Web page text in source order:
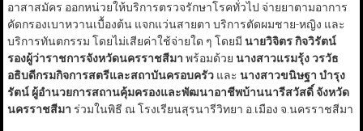
อาสาสมัคร ออกหน่วยให้บริการตรวจรักษาโรคทั่วไป จ่ายยาตามอาการ
คัดกรองเบาหวานเบื้องต้น แจกแว่นสายตา บริการตัดผมชาย-หญิง และ
บริการทันตกรรม โดยไม่เสียค่าใช้จ่ายใด ๆ โดยมี นายวิจิตร กิจวิรัตน์
รองผู้ว่าราชการจังหวัดนครราชสีมา พร้อมด้วย นางสาวแรมรุ้ง วรวัธ
อธิบดีกรมกิจการสตรีและสถาบันครอบครัวและ นางสาวขนิษฐา บำรุง
รัตน์ ผู้อำนวยการสถานคุ้มครองและพัฒนาอาชีพบ้านนารีสวัสดิ์ จังหวัด
นครราชสีมา ร่วมในพิธี ณ โรงเรียนสุรนารีวิทยา อ.เมือง จ.นครราชสีมา